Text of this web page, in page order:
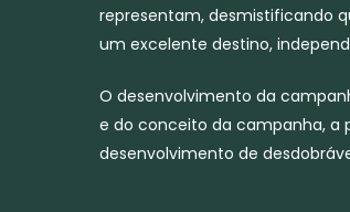
representam, desmistificando
um excelente destino,
O desenvolvimento da
e do conceito da campanha, a
desenvolvimento de